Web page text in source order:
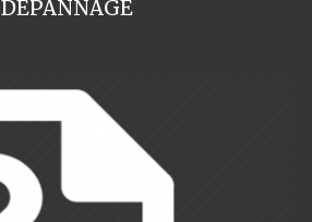
DEPANNAGE